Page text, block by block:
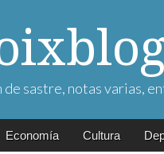
de sastre, notas varias,
Economía Cultura